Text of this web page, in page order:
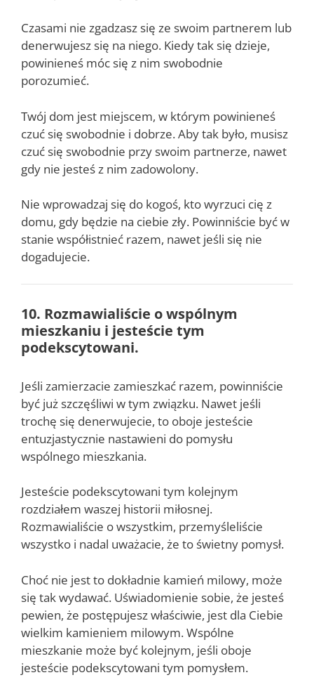
Czasami nie zgadzasz się ze swoim partnerem lub
denerwujesz się na niego. Kiedy tak się dzieje,
powinieneś móc się z nim swobodnie
porozumieć.
Twój dom jest miejscem, w którym powinieneś
czuć się swobodnie i dobrze. Aby tak było, musisz
czuć się swobodnie przy swoim partnerze, nawet
gdy nie jesteś z nim zadowolony.
Nie wprowadzaj się do kogoś, kto wyrzuci cię z
domu, gdy będzie na ciebie zły. Powinniście być w
stanie współistnieć razem, nawet jeśli się nie
dogadujecie.
10. Rozmawialiście o wspólnym
mieszkaniu i jesteście tym
podekscytowani.
Jeśli zamierzacie zamieszkać razem, powinniście
być już szczęśliwi w tym związku. Nawet jeśli
trochę się denerwujecie, to oboje jesteście
entuzjastycznie nastawieni do pomysłu
wspólnego mieszkania.
Jesteście podekscytowani tym kolejnym
rozdziałem waszej historii miłosnej.
Rozmawialiście o wszystkim, przemyśleliście
wszystko i nadal uważacie, że to świetny pomysł.
Choć nie jest to dokładnie kamień milowy, może
się tak wydawać. Uświadomienie sobie, że jesteś
pewien, że postępujesz właściwie, jest dla Ciebie
wielkim kamieniem milowym. Wspólne
mieszkanie może być kolejnym, jeśli oboje
jesteście podekscytowani tym pomysłem.